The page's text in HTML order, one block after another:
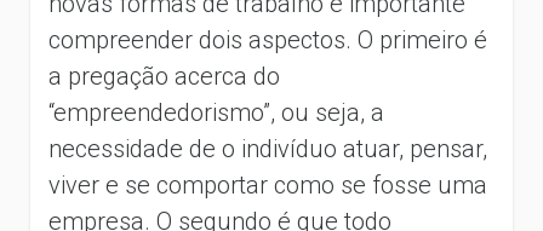
compreender dois aspectos. O primeiro é
a pregação acerca do
“empreendedorismo”, ou seja, a
necessidade de o indivíduo atuar, pensar,
viver e se comportar como se fosse uma
empresa. O segundo é que todo